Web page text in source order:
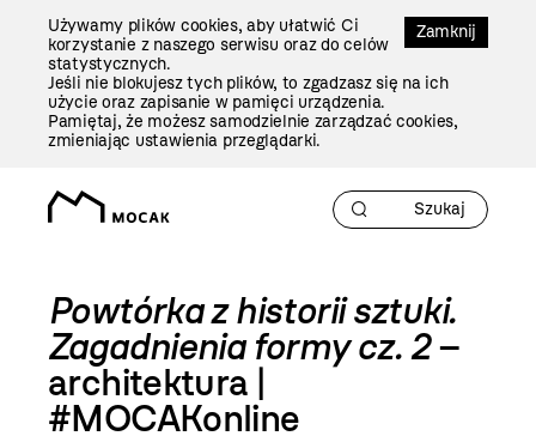
Zamknij
Używamy plików cookies, aby ułatwić Ci
korzystanie z naszego serwisu oraz do celów
statystycznych.
Jeśli nie blokujesz tych plików, to zgadzasz się na ich
użycie oraz zapisanie w pamięci urządzenia.
Pamiętaj, że możesz samodzielnie zarządzać cookies,
zmieniając ustawienia przeglądarki.
Powtórka z historii sztuki.
Zagadnienia formy cz. 2–
architektura |
#MOCAKonline